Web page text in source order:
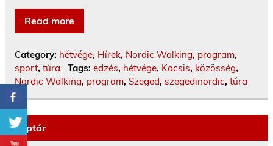
Read more
Category: hétvége, Hírek, Nordic Walking, program,
sport, túra Tags: edzés, hétvége, Kocsis, közösség,
Nordic Walking, program, Szeged, szegedinordic, túra
Naptár